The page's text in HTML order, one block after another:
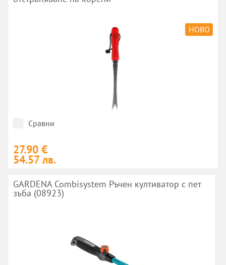
НОВО
Сравни
27.90 €
54.57 лв.
GARDENA Combisystem Ръчен култиватор с пет
зъба (08923)